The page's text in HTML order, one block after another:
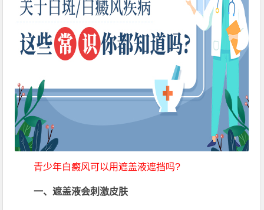
青少年白癜风可以用遮盖液遮挡吗?
一、遮盖液会刺激皮肤